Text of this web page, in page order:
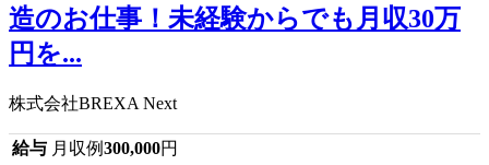
造のお仕事！未経験からでも月収30万
円を...
株式会社BREXA Next
給与 月収例300,000円